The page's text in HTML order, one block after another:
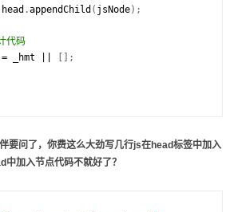
head .appendChild ( jsNode);
代码
= _hmt
[];
要问了，你费这么大劲写几行js在head标签中加入
加入节点代码不就好了？